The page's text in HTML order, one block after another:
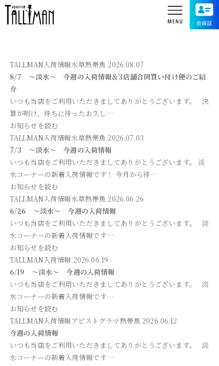
TALLMAN入荷情報水草熱帯魚 2026.08.07
8/7 ～淡水～ 今週の入荷情報＆3店舗合同買い付け便のご紹
介
いつも当店をご利用いただきましてありがとうございます。 決
算が明け、待ちに待ったお久し…
お知らせを読む
TALLMAN入荷情報水草熱帯魚 2026.07.03
7/3 ～淡水～ 今週の入荷情報
いつも当店をご利用いただきましてありがとうございます。 淡
水コーナーの新着入荷情報です！ 今月から待…
お知らせを読む
TALLMAN入荷情報水草熱帯魚 2026.06.26
6/26 ～淡水～ 今週の入荷情報
いつも当店をご利用いただきましてありがとうございます。 淡
水コーナーの新着入荷情報です…
お知らせを読む
TALLMAN入荷情報 2026.06.19
6/19 ～淡水～ 今週の入荷情報
いつも当店をご利用いただきましてありがとうございます。 淡
水コーナーの新着入荷情報です…
お知らせを読む
TALLMAN入荷情報 アピストグラマ熱帯魚 2026.06.12
今週の入荷情報
いつも当店をご利用いただきましてありがとうございます。 淡
水コーナーの新着入荷情報です…